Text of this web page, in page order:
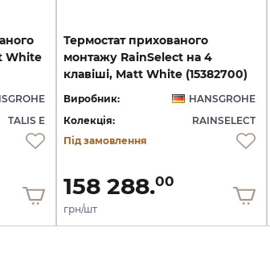
White
TALIS E
Термостат прихованого
монтажу RainSelect на 4
клавіші, Matt White (15382700)
Виробник:
HANSGROHE
Колекція:
RAINSELECT
Під замовлення
158 288.00
грн/шт